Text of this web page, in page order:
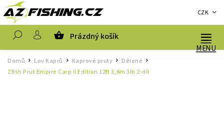
CZK
Prázdný košík
Domů / Lov Kaprů Kaprové pruty / Dělené /
Zfish Prut Empire Carp II Edition 12ft 3,6m 3lb 2-díl